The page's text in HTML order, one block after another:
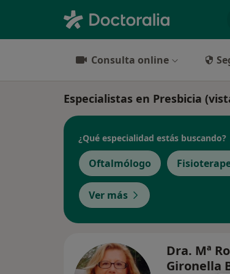
Consulta online
Especialistas en Presbicia
¿Qué especialidad estás buscando?
Oftalmólogo
Ver más
Dra. Mª
Gironella